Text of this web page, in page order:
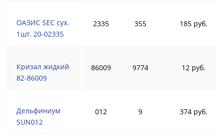
ОАЗИС SEC сух.
1шт. 20-02335
Кризал жидкий
82-86009
Дельфиниум
SUN012
2335 355 185 руб.
86009 9774 12 руб.
012 9 374 руб.